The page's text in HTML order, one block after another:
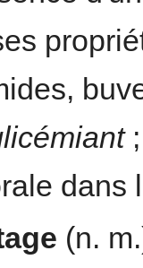
;
dans
(n.